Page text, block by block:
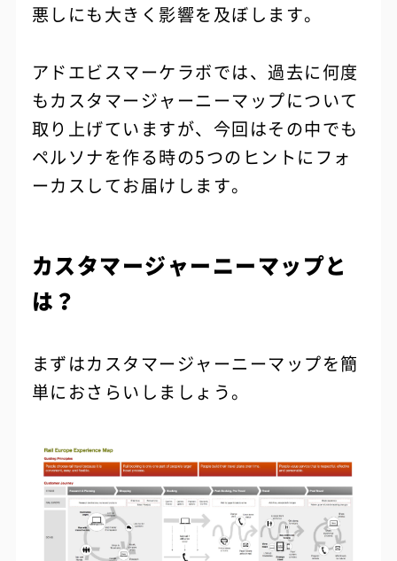
悪しにも大きく影響を及ぼします。
アドエビスマーケラボでは、過去に何度
もカスタマージャーニーマップについて
取り上げていますが、今回はその中でも
ペルソナを作る時の5つのヒントにフォ
ーカスしてお届けします。
カスタマージャーニーマップと
は？
まずはカスタマージャーニーマップを簡
単におさらいしましょう。